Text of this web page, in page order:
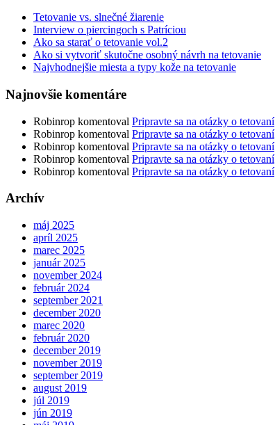
Tetovanie vs. slnečné žiarenie
Interview o piercingoch s Patríciou
Ako sa starať o tetovanie vol.2
Ako si vytvoriť skutočne osobný návrh na tetovanie
Najvhodnejšie miesta a typy kože na tetovanie
Najnovšie komentáre
Robinrop komentoval Pripravte sa na otázky o tetovaní
Robinrop komentoval Pripravte sa na otázky o tetovaní
Robinrop komentoval Pripravte sa na otázky o tetovaní
Robinrop komentoval Pripravte sa na otázky o tetovaní
Robinrop komentoval Pripravte sa na otázky o tetovaní
Archív
máj 2025
apríl 2025
marec 2025
január 2025
november 2024
február 2024
september 2021
december 2020
marec 2020
február 2020
december 2019
november 2019
september 2019
august 2019
júl 2019
jún 2019